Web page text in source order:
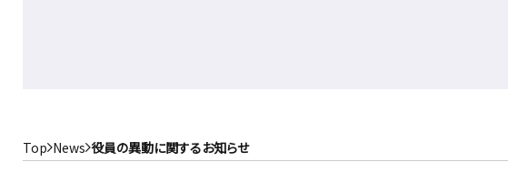
Top News 役員の異動に関するお知らせ